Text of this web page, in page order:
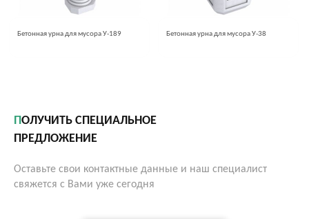
Бетонная урна для мусора У-189 Бетонная урна для мусора У-38
ПОЛУЧИТЬ СПЕЦИАЛЬНОЕ
ПРЕДЛОЖЕНИЕ
Оставьте свои контактные данные и наш специалист
свяжется с Вами уже сегодня